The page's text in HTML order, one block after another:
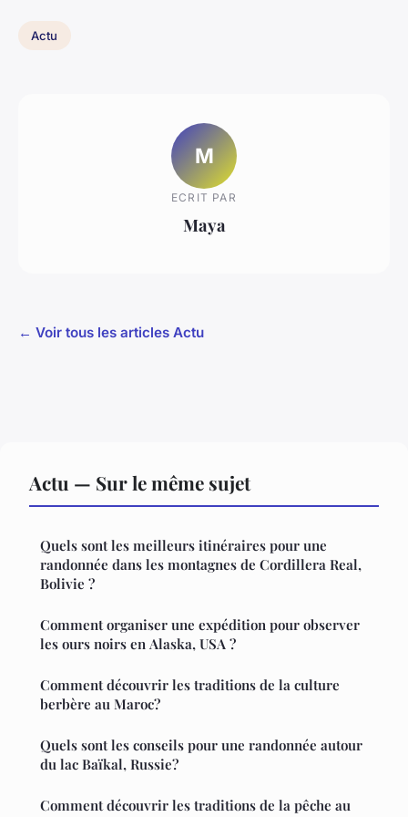
Actu
M
ECRIT PAR
Maya
← Voir tous les articles Actu
Actu — Sur le même sujet
Quels sont les meilleurs itinéraires pour une
randonnée dans les montagnes de Cordillera Real,
Bolivie ?
Comment organiser une expédition pour observer
les ours noirs en Alaska, USA ?
Comment découvrir les traditions de la culture
berbère au Maroc?
Quels sont les conseils pour une randonnée autour
du lac Baïkal, Russie?
Comment découvrir les traditions de la pêche au